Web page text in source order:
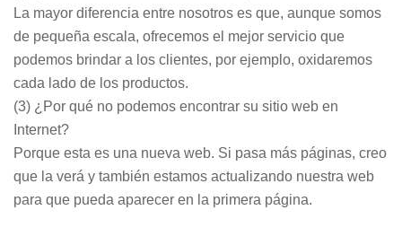
La mayor diferencia entre nosotros es que, aunque somos
de pequeña escala, ofrecemos el mejor servicio que
podemos brindar a los clientes, por ejemplo, oxidaremos
cada lado de los productos.
(3) ¿Por qué no podemos encontrar su sitio web en
Internet?
Porque esta es una nueva web. Si pasa más páginas, creo
que la verá y también estamos actualizando nuestra web
para que pueda aparecer en la primera página.